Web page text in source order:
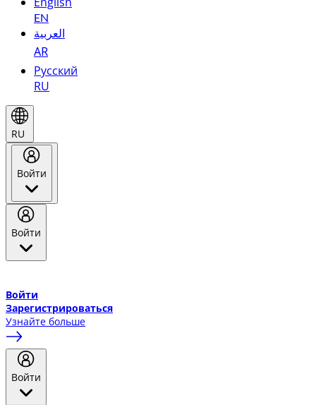
EN
العربية
AR
Русский
RU
RU
Войти
Войти
Войти
Зарегистрироваться
Узнайте больше
Войти